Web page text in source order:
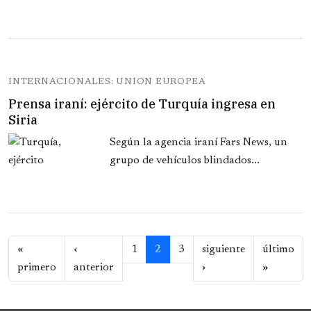
INTERNACIONALES: UNION EUROPEA
Prensa iraní: ejército de Turquía ingresa en
Siria
Según la agencia iraní Fars News, un
grupo de vehículos blindados...
Paginación
«
primero Primera página
‹
anterior Página anterior
1 2 3
siguiente
›Siguiente página
último
»Última